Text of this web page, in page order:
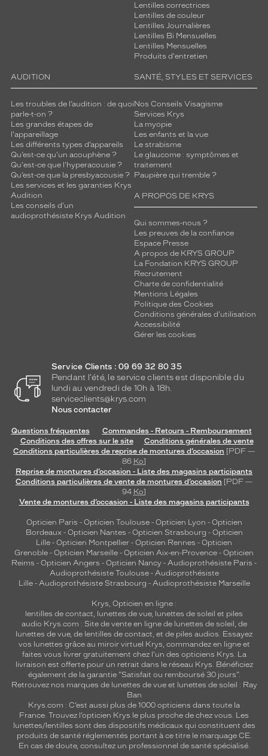
Lentilles correctrices
Lentilles de couleur
Lentilles Journalières
Lentilles Bi Mensuelles
Lentilles Mensuelles
Produits d'entretien
AUDITION
Les troubles de l’audition : de quoi
parle-t-on ?
Les grandes étapes de
l'appareillage
Les différents types d’appareils
Qu’est-ce qu'un acouphène ?
Qu'est-ce que l'hyperacousie ?
Qu’est-ce que la presbyacousie ?
Les services et les garanties Krys
Audition
Les conseils d'un
audioprothésiste Krys Audition
SANTÉ, STYLES ET SERVICES
Nos Conseils Visagisme
Services Krys
La myopie
Les enfants et la vue
Le strabisme
Le glaucome : symptômes et
traitement
Paupière qui tremble ?
A PROPOS DE KRYS
Qui sommes-nous ?
Les preuves de la confiance
Espace Presse
A propos de KRYS GROUP
La Fondation KRYS GROUP
Recrutement
Charte de confidentialité
Mentions Légales
Politique des Cookies
Conditions générales d'utilisation
Accessibilité
Gérer les cookies
Service Clients : 09 69 32 80 35
Pendant l'été, le service clients est disponible du
lundi au vendredi de 10h à 18h.
serviceclients@krys.com
Nous contacter
Questions fréquentes
Commandes - Retours - Remboursement
Conditions des offres sur le site
Conditions générales de vente
Conditions particulières de reprise de montures d’occasion [PDF —
86 Ko]
Reprise de montures d’occasion - Liste des magasins participants
Conditions particulières de vente de montures d’occasion [PDF —
94 Ko]
Vente de montures d’occasion - Liste des magasins participants
Opticien Paris - Opticien Toulouse- Opticien Lyon - Opticien
Bordeaux- Opticien Nantes - Opticien Strasbourg - Opticien
Lille - Opticien Montpellier - Opticien Rennes - Opticien
Grenoble - Opticien Marseille - Opticien Aix-en-Provence - Opticien
Reims - Opticien Angers - Opticien Nancy - Audioprothésiste Paris -
Audioprothésiste Toulouse- Audioprothésiste
Lille- Audioprothésiste Strasbourg - Audioprothésiste Marseille
Krys, Opticien en ligne :
lentilles de contact lunettes de vue, lunettes de soleil et piles
audio Krys.com : Site de vente en ligne de lunettes de soleil, de
lunettes de vue, de lentilles de contact , et de piles audios. Essayez
vos lunettes grâce au miroir virtuel Krys, commandez en ligne et
faites vous livrer gratuitement chez l'un des opticiens Krys. La
livraison est offerte pour un retrait dans le réseau Krys. Bénéficiez
également de la garantie "Satisfait ou remboursé 30 jours".
Retrouvez nos marques de lunettes de vue et lunettes de soleil : Ray
Ban
Krys.com : C’est aussi plus de 1000 opticiens dans toute la
France. Trouvez l’opticien Krys le plus proche de chez vous . Les
lunettes/lentilles sont des dispositifs médicaux qui constituent des
produits de santé réglementés portant à ce titre le marquage CE.
En cas de doute, consultez un professionnel de santé spécialisé.